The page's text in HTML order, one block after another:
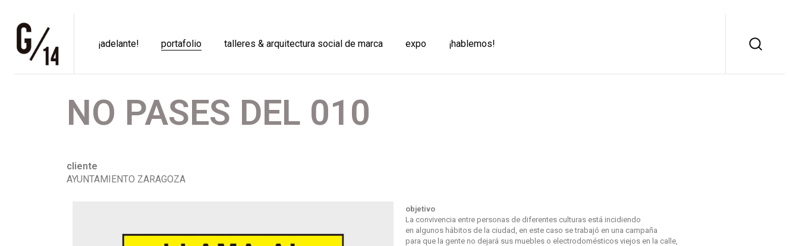
¡adelante! portafolio talleres & arquitectura social de marca expo ¡hablemos!
NO PASES DEL 010
cliente
AYUNTAMIENTO ZARAGOZA
objetivo
La convivencia entre personas de diferentes culturas está incidiendo
en algunos hábitos de la ciudad, en este caso se trabajó en una campaña
para que la gente no dejará sus muebles o electrodomésticos viejos en la calle,